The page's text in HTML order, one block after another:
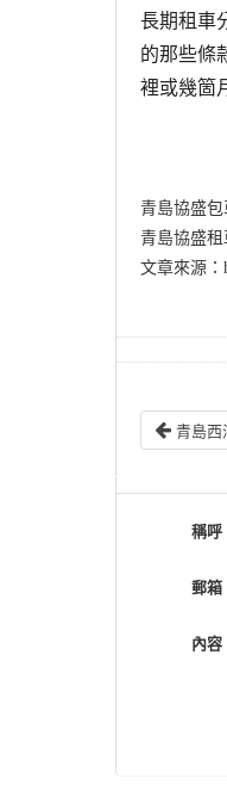
長期租車
的那些條
裡或幾箇
青島協盛包
青島協盛租
文章來源：
青島西
稱呼
郵箱
內容